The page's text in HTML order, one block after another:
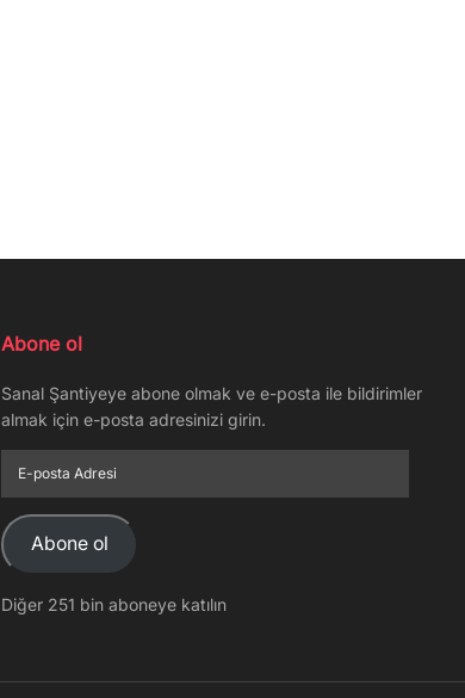
Abone ol
Sanal Şantiyeye abone olmak ve e-posta ile bildirimler
almak için e-posta adresinizi girin.
posta
Adresi
Abone ol
Diğer 251 bin aboneye katılın